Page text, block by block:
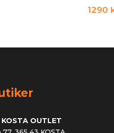
1290
KOSTA OUTLET